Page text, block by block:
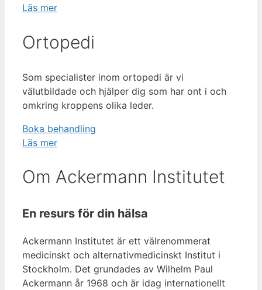
Läs mer
Ortopedi
Som specialister inom ortopedi är vi
välutbildade och hjälper dig som har ont i och
omkring kroppens olika leder.
Boka behandling
Läs mer
Om Ackermann Institutet
En resurs för din hälsa
Ackermann Institutet är ett välrenommerat
medicinskt och alternativmedicinskt Institut i
Stockholm. Det grundades av Wilhelm Paul
Ackermann år 1968 och är idag internationellt